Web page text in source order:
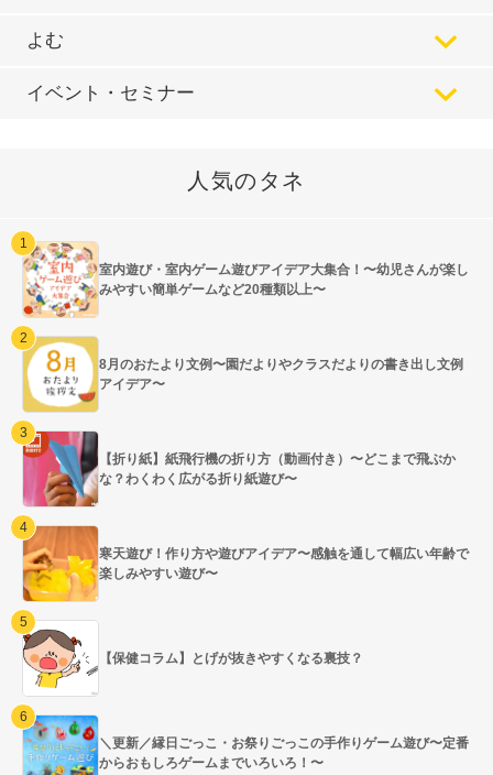
よむ
イベント・セミナー
人気のタネ
室内遊び・室内ゲーム遊びアイデア大集合！〜幼児さんが楽し
みやすい簡単ゲームなど20種類以上〜
8月のおたより文例〜園だよりやクラスだよりの書き出し文例
アイデア〜
【折り紙】紙飛行機の折り方（動画付き）〜どこまで飛ぶか
な？わくわく広がる折り紙遊び〜
寒天遊び！作り方や遊びアイデア〜感触を通して幅広い年齢で
楽しみやすい遊び〜
【保健コラム】とげが抜きやすくなる裏技？
＼更新／縁日ごっこ・お祭りごっこの手作りゲーム遊び〜定番
からおもしろゲームまでいろいろ！〜